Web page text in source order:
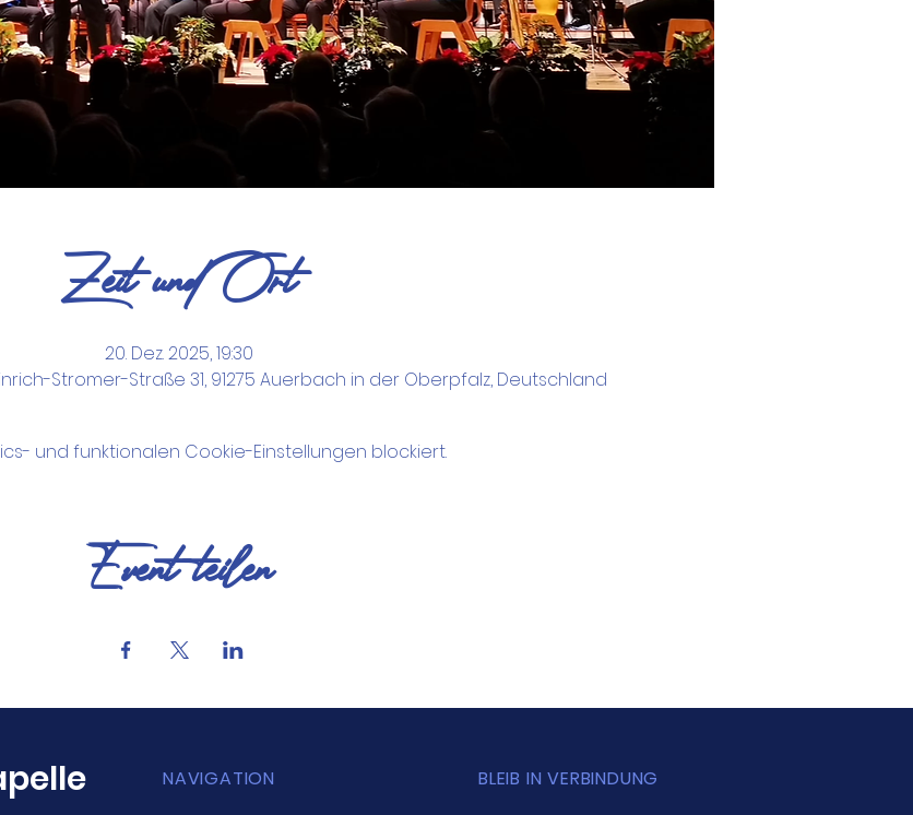
Zeit und Ort
20. Dez. 2025, 19:30
Stromer-Straße 31, 91275 Auerbach in der Oberpfalz, Deutschland
und funktionalen Cookie-Einstellungen blockiert.
Event teilen
NAVIGATION BLEIB IN VERBINDUNG